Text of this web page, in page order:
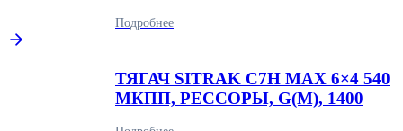
Подробнее
ТЯГАЧ SITRAK C7H MAX 6×4 540
МКПП, РЕССОРЫ, G(М), 1400